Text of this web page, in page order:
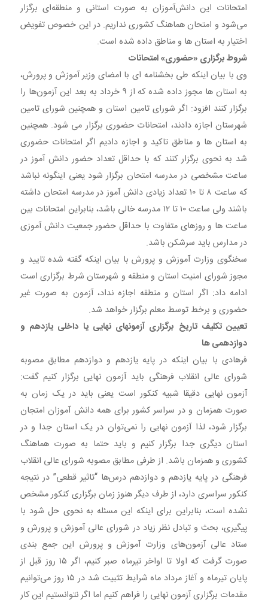
امتحانات این دانش‌آموزان به صورت استانی و منطقه‌ای برگزار
می‌شود و امتحان هماهنگ کشوری نداریم. در این خصوص تفویض
اختیار به استان ها و مناطق داده شده است.
شروط برگزاری «حضوری» امتحانات
وی با بیان اینکه طی بخشنامه ای با امضای وزیر آموزش و پرورش،
به استان ها مجوز داده شده که از ۹ خرداد به بعد این آزمون‌ها را
برگزار کنند افزود: اگر شورای تامین استان و همچنین شورای تامین
شهرستان اجازه دادند، امتحانات حضوری برگزار می شود. همچنین
به استان ها و مناطق تاکید و اجازه دادیم اگر امتحانات حضوری
شد به نحوی برگزار کنند که با حداقل تعداد حضور دانش آموز در
ساعت مشخصی در مدرسه امتحان برگزار شود یعنی اینگونه نباشد
که ساعت ۸ تا ۱۰ تعداد زیادی دانش آموز در مدرسه امتحان داشته
باشند ولی ساعت ۱۰ تا ۱۲ مدرسه خالی باشد، بنابراین امتحانات بین
ساعت ها و روزهای متفاوت با حداقل حضور جمعیت دانش آموزی
در مدارس باید سرشکن باشد.
سخنگوی وزارت آموزش و پرورش با بیان اینکه گفته شده تایید و
مجوز شورای امنیت استان و منطقه و شهرستان شرط برگزاری است
ادامه داد: اگر استان و منطقه اجازه نداد، آزمون به صورت غیر
حضوری و برخط توسط معلم برگزار خواهد شد.
تعیین تکلیف تاریخ برگزاری آزمونهای نهایی یا داخلی یازدهم و
دوازدهمی ها
فرهادی با بیان اینکه در پایه یازدهم و دوازدهم مطابق مصوبه
شورای عالی انقلاب فرهنگی باید آزمون نهایی برگزار کنیم گفت:
آزمون نهایی دقیقا شبیه کنکور است یعنی باید در یک زمان به
صورت همزمان و در سراسر کشور برای همه دانش آموزان امتجان
برگزار شود، لذا آزمون نهایی را نمی‌توان در یک استان جدا و در
استان دیگری جدا برگزار کنیم و باید حتما به صورت هماهنگ
کشوری و همزمان باشد. از طرفی مطابق مصوبه شورای عالی انقلاب
فرهنگی در پایه یازدهم و دوازدهم درس‌ها “تاثیر قطعی” در نتیجه
کنکور سراسری دارد، از طرف دیگر هنوز زمان برگزاری کنکور مشخص
نشده است، بنابراین برای اینکه این مسئله به نحوی حل شود با
پیگیری، بحث و تبادل نظر زیاد در شورای عالی آموزش و پرورش و
ستاد عالی آزمون‌های وزارت آموزش و پرورش این جمع بندی
صورت گرفت که اولا تا اواخر تیرماه صبر کنیم، اگر ۱۵ روز قبل از
پایان تیرماه و آغاز مرداد ماه شرایط تثبیت شد در ۱۵ روز می‌توانیم
مقدمات برگزاری آزمون نهایی را فراهم کنیم اما اگر نتوانستیم این کار